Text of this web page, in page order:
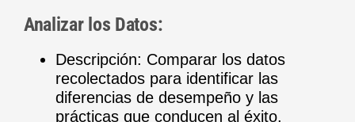
Analizar los Datos:
Descripción: Comparar los datos
recolectados para identificar las
diferencias de desempeño y las
prácticas que conducen al éxito.